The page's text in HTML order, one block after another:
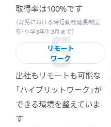
取得率は100%です
（育児における時短勤務延長制度
有・小学3年生3月まで）
リモート
ワーク
5
出社もリモートも可能な
「ハイブリットワーク」が
できる環境を整えていま
す